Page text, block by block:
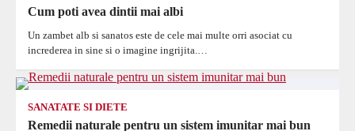
Cum poti avea dintii mai albi
Un zambet alb si sanatos este de cele mai multe orri asociat cu
increderea in sine si o imagine ingrijita.…
SANATATE SI DIETE
Remedii naturale pentru un sistem imunitar mai bun